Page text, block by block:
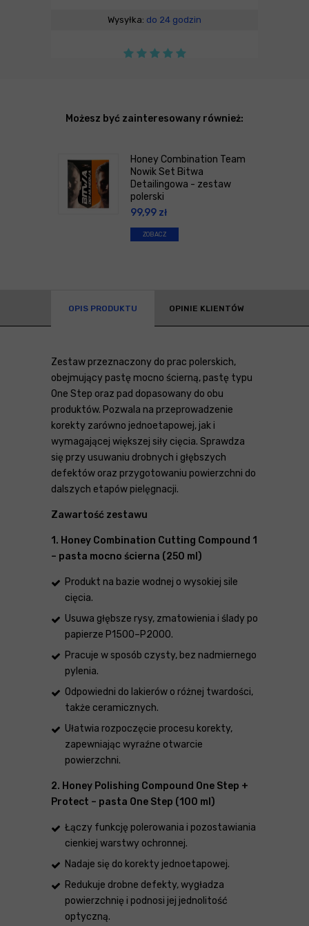
Wysyłka: do 24 godzin
Możesz być zainteresowany również:
Honey Combination Team
Nowik Set Bitwa
Detailingowa - zestaw
polerski
99,99 zł
ZOBACZ
OPIS PRODUKTU OPINIE KLIENTÓW
Zestaw przeznaczony do prac polerskich,
obejmujący pastę mocno ścierną, pastę typu
One Step oraz pad dopasowany do obu
produktów. Pozwala na przeprowadzenie
korekty zarówno jednoetapowej, jak i
wymagającej większej siły cięcia. Sprawdza
się przy usuwaniu drobnych i głębszych
defektów oraz przygotowaniu powierzchni do
dalszych etapów pielęgnacji.
Zawartość zestawu
1. Honey Combination Cutting Compound 1
– pasta mocno ścierna (250 ml)
Produkt na bazie wodnej o wysokiej sile
cięcia.
Usuwa głębsze rysy, zmatowienia i ślady po
papierze P1500–P2000.
Pracuje w sposób czysty, bez nadmiernego
pylenia.
Odpowiedni do lakierów o różnej twardości,
także ceramicznych.
Ułatwia rozpoczęcie procesu korekty,
zapewniając wyraźne otwarcie
powierzchni.
2. Honey Polishing Compound One Step +
Protect – pasta One Step (100 ml)
Łączy funkcję polerowania i pozostawiania
cienkiej warstwy ochronnej.
Nadaje się do korekty jednoetapowej.
Redukuje drobne defekty, wygładza
powierzchnię i podnosi jej jednolitość
optyczną.